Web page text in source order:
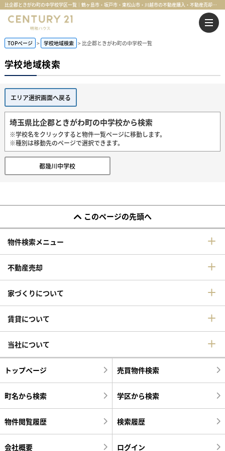
比企郡ときがわ町の中学校学区一覧｜鶴ヶ島市・坂戸市・東松山市・川越市の不動産購入・不動産売却のことならセンチュリー21明和ハウス
TOPページ 学校地域検索 比企郡ときがわ町の中学校一覧
学校地域検索
エリア選択画面へ戻る
埼玉県比企郡ときがわ町の中学校から検索
※学校名をクリックすると物件一覧ページに移動します。
※種別は移動先のページで選択できます。
都幾川中学校
このページの先頭へ
物件検索メニュー
不動産売却
家づくりについて
賃貸について
当社について
トップページ 売買物件検索
町名から検索 学区から検索
物件閲覧履歴 検索履歴
会社概要 ログイン